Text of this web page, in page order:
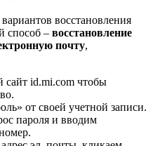
восстановления
способ – восстановление
почту,
id.mi.com чтобы
от своей учетной записи.
пароля и вводим